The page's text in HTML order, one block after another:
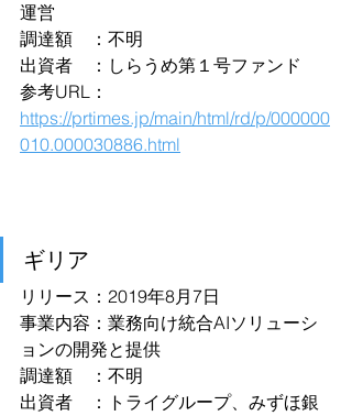
運営
調達額　：不明
出資者　：しらうめ第１号ファンド
参考URL：
https://prtimes.jp/main/html/rd/p/000000
010.000030886.html
ギリア
リリース：2019年8月7日
事業内容：業務向け統合AIソリューシ
ョンの開発と提供
調達額　：不明
出資者　：トライグループ、みずほ銀